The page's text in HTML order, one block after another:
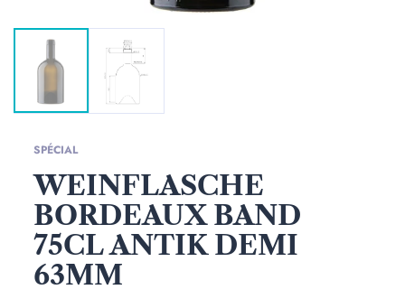
SPÉCIAL
WEINFLASCHE
BORDEAUX BAND
75CL ANTIK DEMI
63MM